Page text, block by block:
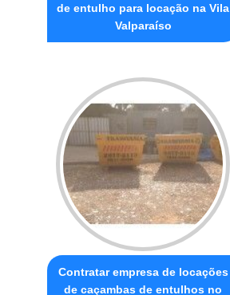
de entulho para locação na Vila
Valparaíso
Contratar empresa de locações
de caçambas de entulhos no